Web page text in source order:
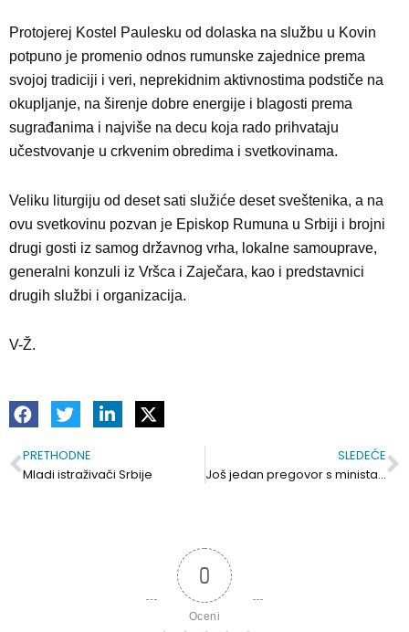
Protojerej Kostel Paulesku od dolaska na službu u Kovin
potpuno je promenio odnos rumunske zajednice prema
svojoj tradiciji i veri, neprekidnim aktivnostima podstiče na
okupljanje, na širenje dobre energije i blagosti prema
sugrađanima i najviše na decu koja rado prihvataju
učestvovanje u crkvenim obredima i svetkovinama.
Veliku liturgiju od deset sati služiće deset sveštenika, a na
ovu svetkovinu pozvan je Episkop Rumuna u Srbiji i brojni
drugi gosti iz samog državnog vrha, lokalne samouprave,
generalni konzuli iz Vršca i Zaječara, kao i predstavnici
drugih službi i organizacija.
V-Ž.
Prev
PRETHODNE
Mladi istraživači Srbije
SLEDEĆE
Još jedan pregovor s ministarstvom. Poljoprivrednici čekaju ispunjenje sporazuma od jula
0
Oceni